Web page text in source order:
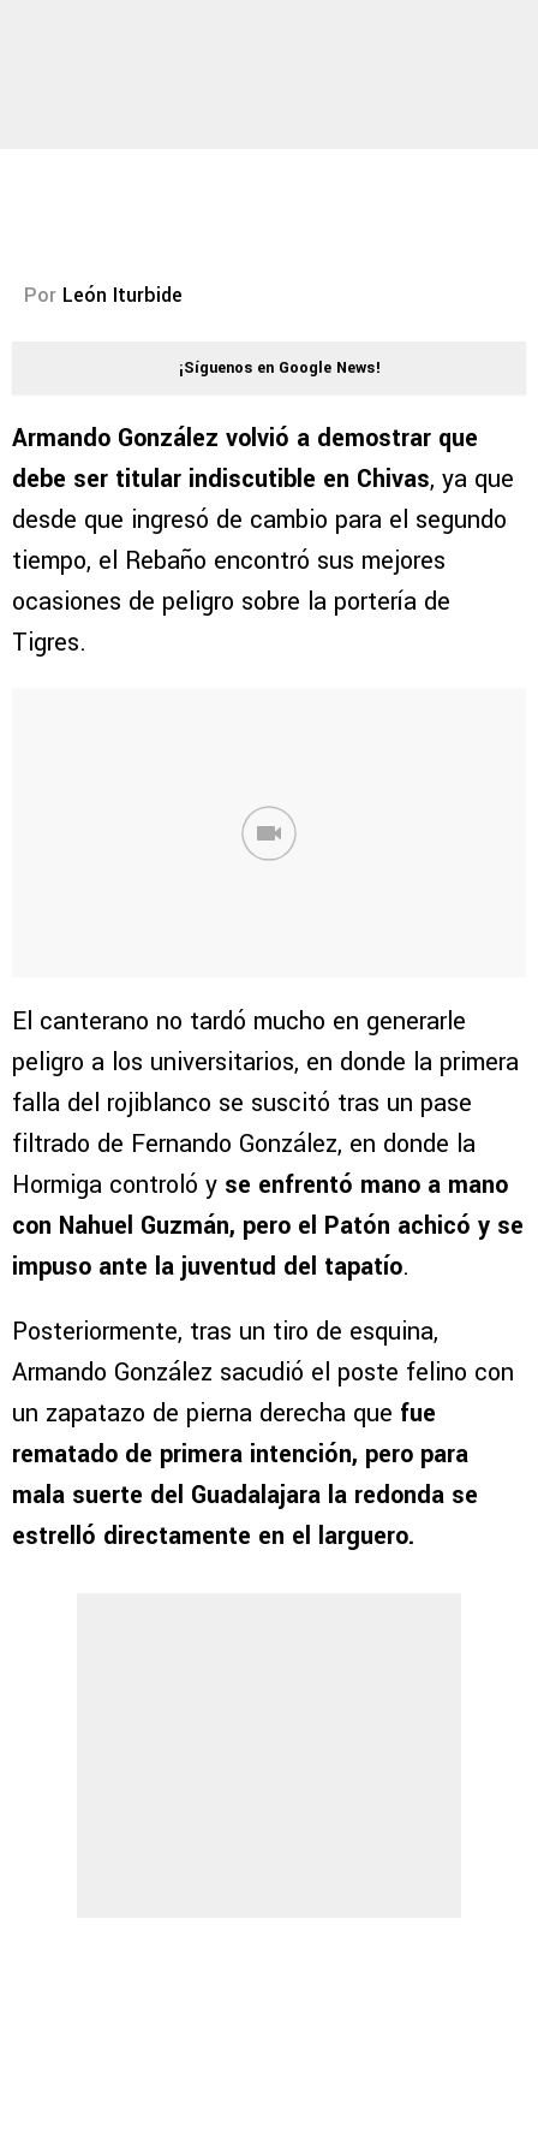
Por León Iturbide
¡Síguenos en Google News!
Armando González volvió a demostrar que
debe ser titular indiscutible en Chivas, ya que
desde que ingresó de cambio para el segundo
tiempo, el Rebaño encontró sus mejores
ocasiones de peligro sobre la portería de
Tigres.
El canterano no tardó mucho en generarle
peligro a los universitarios, en donde la primera
falla del rojiblanco se suscitó tras un pase
filtrado de Fernando González, en donde la
Hormiga controló y se enfrentó mano a mano
con Nahuel Guzmán, pero el Patón achicó y se
impuso ante la juventud del tapatío.
Posteriormente, tras un tiro de esquina,
Armando González sacudió el poste felino con
un zapatazo de pierna derecha que fue
rematado de primera intención, pero para
mala suerte del Guadalajara la redonda se
estrelló directamente en el larguero.